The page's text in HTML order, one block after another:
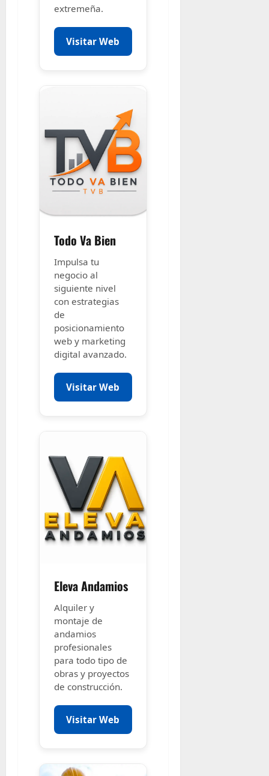
extremeña.
Visitar Web
Todo Va Bien
Impulsa tu
negocio al
siguiente nivel
con estrategias
de
posicionamiento
web y marketing
digital avanzado.
Visitar Web
Eleva Andamios
Alquiler y
montaje de
andamios
profesionales
para todo tipo de
obras y proyectos
de construcción.
Visitar Web